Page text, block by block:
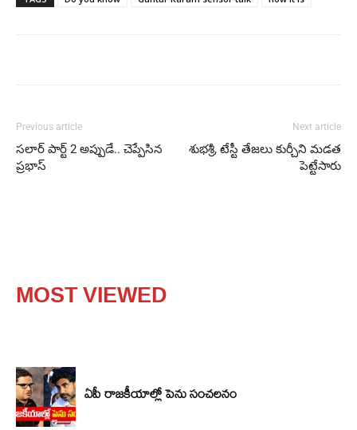
Previous article
సలార్ పార్ట్ 2 అప్పుడే.. చెప్పేసిన
ప్రభాస్
Next article
శుభశ్రీ, టేస్టీ తేజలు కుర్చీని మడత
పెట్టేసారు
MOST VIEWED